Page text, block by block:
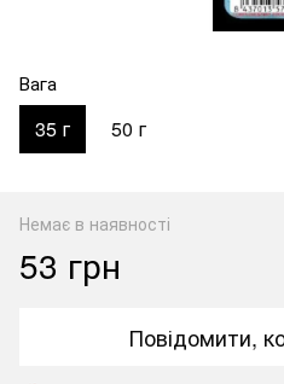
Вага
35 г 50 г
Немає в наявності
53 грн
Повідомити,